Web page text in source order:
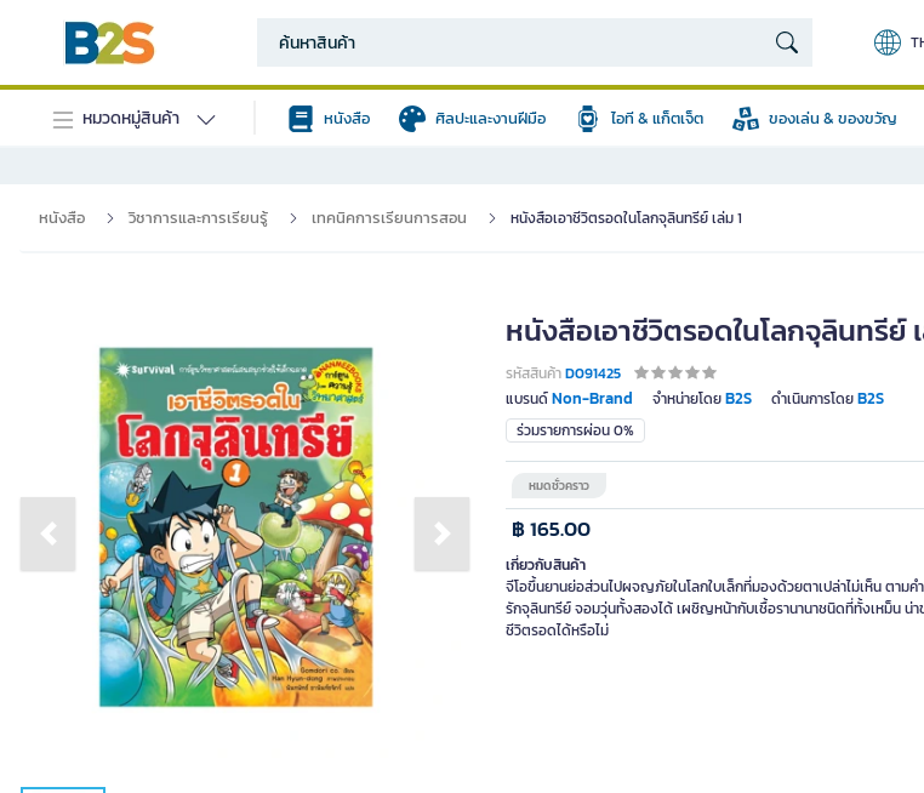
หมวดหมู่สินค้า หนังสือ ศิลปะและงานฝีมือ ไอที & แก็ตเจ็ต ของเล่น & ของขวัญ
หนังสือ วิชาการและการเรียนรู้ เทคนิคการเรียนการสอน หนังสือเอาชีวิตรอดในโลกจุลินทรีย์ เล่ม 1
Previous slide Next slide
หนังสือเอาชีวิตรอดในโลกจุลินทรีย์
รหัสสินค้าD091425
แบรนด์Non-Brand จำหน่ายโดยB2S ดำเนินการโดยB2S
ร่วมรายการผ่อน 0%
หมดชั่วคราว
฿ 165.00
เกี่ยวกับสินค้า
จีโอขึ้นยานย่อส่วนไปผจญภัยในโลกใบเล็กที่มองด้วยตาเปล่าไม่เห็น ตาม
รักจุลินทรีย์ จอมวุ่นทั้งสองได้ เผชิญหน้ากับเชื้อรานานาชนิดที่ทั้งเหม็น น่า